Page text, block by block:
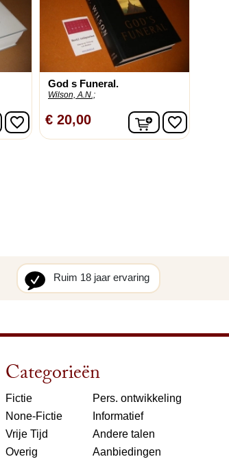
In winkelwagen
favorite_border
God s Funeral.
Wilson, A.N.;
€ 20,00 Infavorite_border
Ruim 18 jaar ervaring
Categorieën
Fictie
None-Fictie
Vrije Tijd
Overig
Pers. ontwikkeling
Informatief
Andere talen
Aanbiedingen